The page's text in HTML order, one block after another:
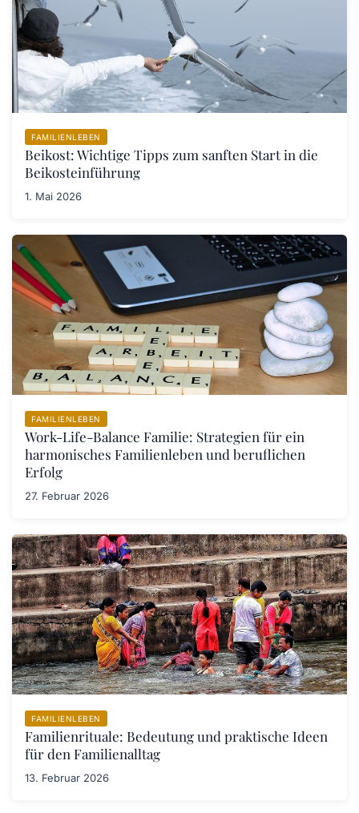
FAMILIENLEBEN
Beikost: Wichtige Tipps zum sanften Start in die
Beikosteinführung
1. Mai 2026
FAMILIENLEBEN
Work-Life-Balance Familie: Strategien für ein
harmonisches Familienleben und beruflichen
Erfolg
27. Februar 2026
FAMILIENLEBEN
Familienrituale: Bedeutung und praktische Ideen
für den Familienalltag
13. Februar 2026